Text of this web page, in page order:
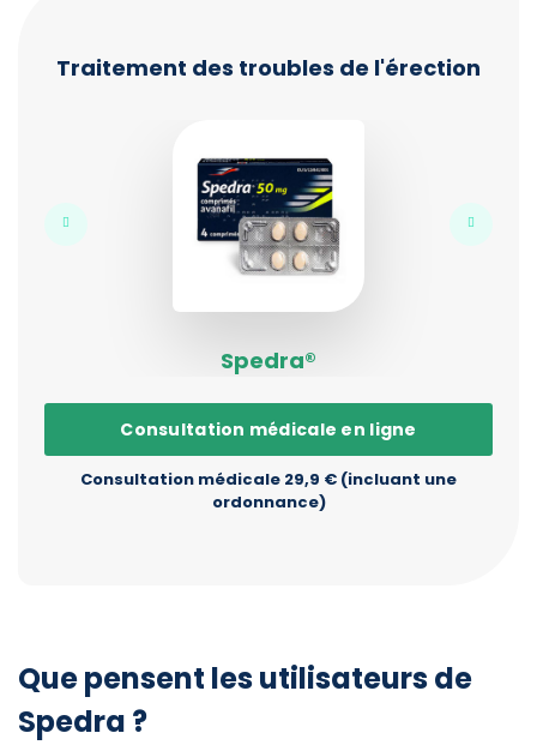
Traitement des troubles de l'érection
Spedra®
Consultation médicale en ligne
Consultation médicale 29,9 € (incluant une
ordonnance)
Que pensent les utilisateurs de
Spedra ?